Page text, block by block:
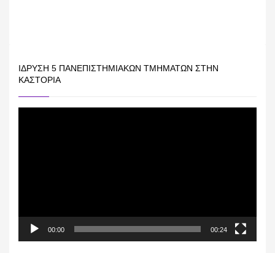
ΊΔΡΥΣΗ 5 ΠΑΝΕΠΙΣΤΗΜΙΑΚΏΝ ΤΜΗΜΆΤΩΝ ΣΤΗΝ
ΚΑΣΤΟΡΙΆ
00:00 00:24